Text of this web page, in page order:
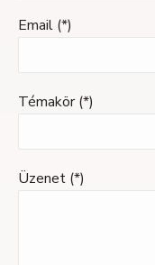
Email (*)
Témakör (*)
Üzenet (*)